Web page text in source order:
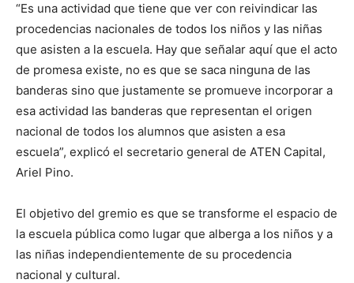
“Es una actividad que tiene que ver con reivindicar las
procedencias nacionales de todos los niños y las niñas
que asisten a la escuela. Hay que señalar aquí que el acto
de promesa existe, no es que se saca ninguna de las
banderas sino que justamente se promueve incorporar a
esa actividad las banderas que representan el origen
nacional de todos los alumnos que asisten a esa
escuela”, explicó el secretario general de ATEN Capital,
Ariel Pino.
El objetivo del gremio es que se transforme el espacio de
la escuela pública como lugar que alberga a los niños y a
las niñas independientemente de su procedencia
nacional y cultural.